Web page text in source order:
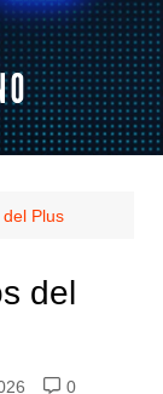
Plus
del
0